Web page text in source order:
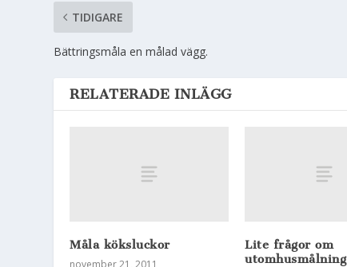
TIDIGARE
Bättringsmåla en målad vägg.
RELATERADE INLÄGG
Måla köksluckor
november 21, 2011
Lite frågor om
utomhusmålning